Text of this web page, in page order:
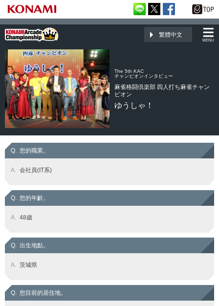
MENU
繁體中文
The 5th KAC
チャンピオンインタビュー
麻雀格闘倶楽部 四人打ち麻雀チャン
ピオン
ゆうしゃ！
Q. 您的職業。
A. 会社員(IT系)
Q. 您的年齡。
A. 48歳
Q. 出生地點。
A. 茨城県
Q. 您目前的居住地。